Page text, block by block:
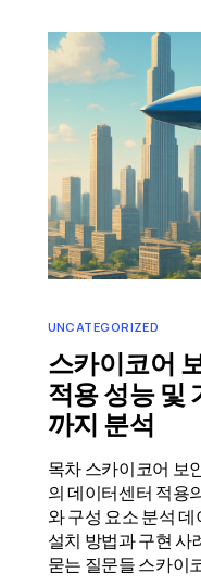
UNCATEGORIZED
스카이코어
적용 성능 및
까지 분석
목차 스카이코어 보
의 데이터센터 적용
와 구성 요소 분석
설치 방법과 구현
묻는 질문들 스카이